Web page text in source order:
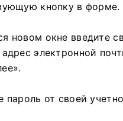
кнопку в форме.
новом окне введите
электронной
пароль от своей